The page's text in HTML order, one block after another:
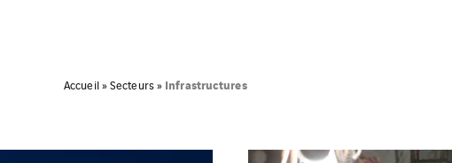
Accueil»Secteurs» Infrastructures